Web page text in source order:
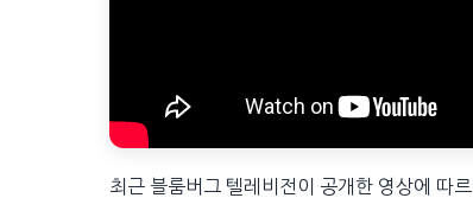
최근 블룸버그 텔레비전이 공개한 영상에 따